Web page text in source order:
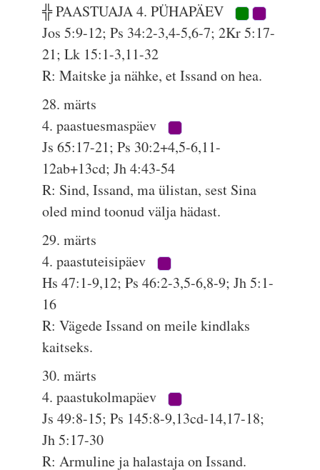
╬ PAASTUAJA 4. PÜHAPÄEV
Jos 5:9-12; Ps 34:2-3,4-5,6-7; 2Kr 5:17-
21; Lk 15:1-3,11-32
R: Maitske ja nähke, et Issand on hea.
28. märts
4. paastuesmaspäev
Js 65:17-21; Ps 30:2+4,5-6,11-
12ab+13cd; Jh 4:43-54
R: Sind, Issand, ma ülistan, sest Sina
oled mind toonud välja hädast.
29. märts
4. paastuteisipäev
Hs 47:1-9,12; Ps 46:2-3,5-6,8-9; Jh 5:1-
16
R: Vägede Issand on meile kindlaks
kaitseks.
30. märts
4. paastukolmapäev
Js 49:8-15; Ps 145:8-9,13cd-14,17-18;
Jh 5:17-30
R: Armuline ja halastaja on Issand.